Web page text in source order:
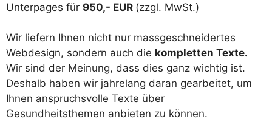
Unterpages für 950,- EUR (zzgl. MwSt.)
Wir liefern Ihnen nicht nur massgeschneidertes
Webdesign, sondern auch die kompletten Texte.
Wir sind der Meinung, dass dies ganz wichtig ist.
Deshalb haben wir jahrelang daran gearbeitet, um
Ihnen anspruchsvolle Texte über
Gesundheitsthemen anbieten zu können.